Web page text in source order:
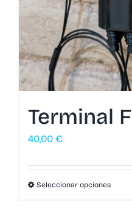
Terminal F
40,00 €
Seleccionar opciones